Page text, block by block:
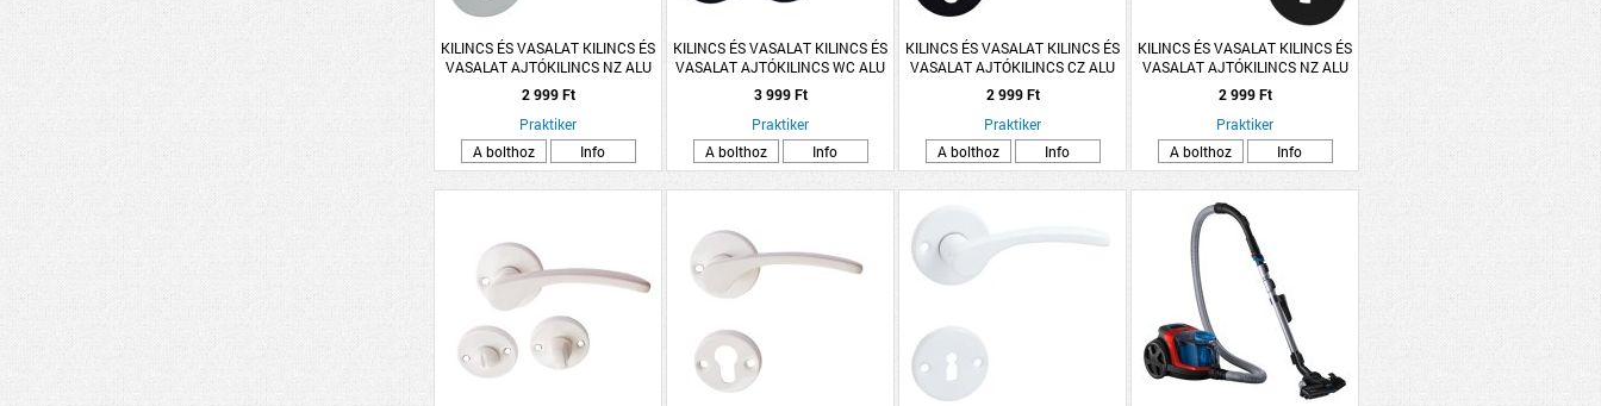
KILINCS ÉS VASALAT KILINCS ÉS
VASALAT AJTÓKILINCS NZ ALU
SZÜRKE LANA ROZETTÁS
2 999 Ft
Praktiker
A bolthoz
Info
KILINCS ÉS VASALAT KILINCS ÉS
VASALAT AJTÓKILINCS WC ALU
FEKETE LANA ROZETTÁS
3 999 Ft
Praktiker
A bolthoz
Info
KILINCS ÉS VASALAT KILINCS ÉS
VASALAT AJTÓKILINCS CZ ALU
FEKETE LANA ROZETTÁS
2 999 Ft
Praktiker
A bolthoz
Info
KILINCS ÉS VASALAT KILINCS ÉS
VASALAT AJTÓKILINCS NZ ALU
FEKETE LANA ROZETTÁS
2 999 Ft
Praktiker
A bolthoz
Info